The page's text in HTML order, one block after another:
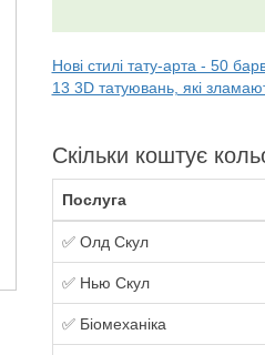
Нові стилі тату-арта - 50
13 3D татуювань, які
Скільки коштує
Послуга
✅ Олд Скул
✅ Нью Скул
✅ Біомеханіка